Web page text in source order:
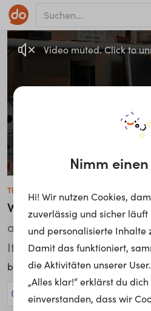
Video muted. Click to
Thomas Weger
Wissenschaftlicher
and Mechatronics
Italia
bei Fraunhofer-Gesellschaft
3 Jobs anzeigen!
Nimm
Hi! Wir nutzen Cookies,
zuverlässig und sicher
und personalisierte Inhalte
Damit das funktioniert,
die Aktivitäten unserer
„Alles klar!“ erklärst du
einverstanden, dass wir